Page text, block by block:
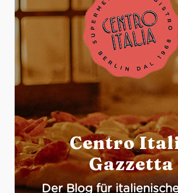
Centro
Gazzetta
Der Blog für